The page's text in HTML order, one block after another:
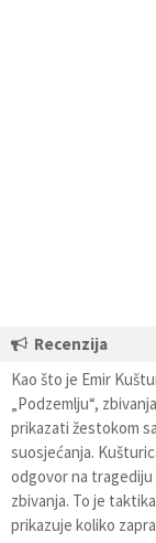
Recenzija
Kao što je Emir
„Podzemlju“,
prikazati žestokom
suosjećanja.
odgovor na
zbivanja. To je
prikazuje koliko